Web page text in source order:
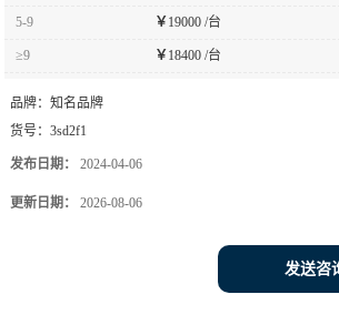
5-9 ￥19000 /台
≥9 ￥18400 /台
品牌： 知名品牌
货号： 3sd2f1
发布日期： 2024-04-06
更新日期： 2026-08-06
发送咨